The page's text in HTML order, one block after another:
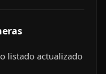
listado actualizado